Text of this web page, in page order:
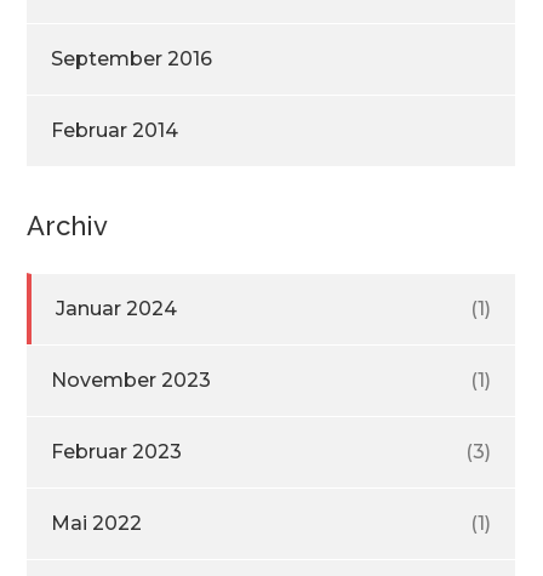
September 2016
Februar 2014
Archiv
Januar 2024 (1)
November 2023 (1)
Februar 2023 (3)
Mai 2022 (1)